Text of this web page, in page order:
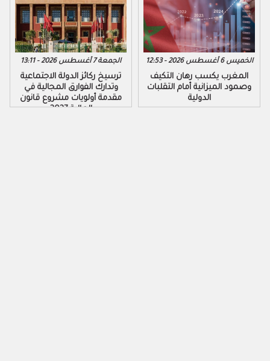
الجمعة 7 أغسطس 2026 - 13:11
ترسيخ ركائز الدولة الاجتماعية
وتدارك الفوارق المجالية في
مقدمة أولويات مشروع قانون
المالية 2027
الخميس 6 أغسطس 2026 - 12:53
المغرب يكسب رهان التكيف
وصمود الميزانية أمام التقلبات
الدولية